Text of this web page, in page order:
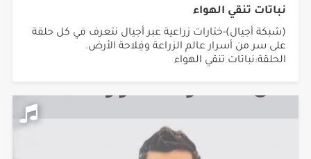
نباتات تنقي الهواء
(شبكة أجيال)-ختارات زراعية عبر أجيال نتعرف في كل حلقة
على سر من أسرار عالم الزراعة وفِلاحة الأرض.
الحلقة:نباتات تنقي الهواء